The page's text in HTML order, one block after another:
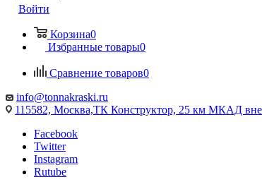
Войти
Корзина0
Избранные товары0
Сравнение товаров0
info@tonnakraski.ru
115582, Москва,ТК Конструктор, 25 км МКАД
Facebook
Twitter
Instagram
Rutube